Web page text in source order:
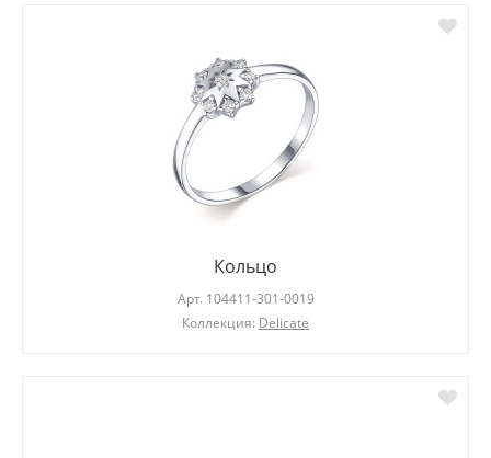
Кольцо
Арт. 104411-301-0019
Коллекция: Delicate